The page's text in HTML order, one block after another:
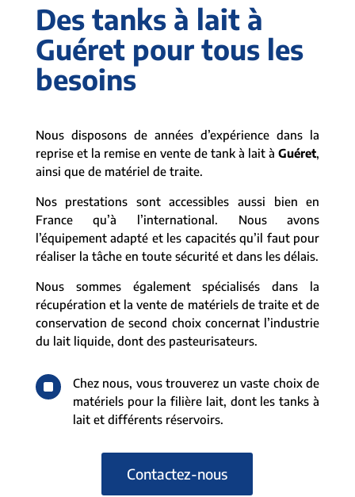
Des tanks à lait à
Guéret pour tous les
besoins
Nous disposons de années d’expérience dans la
reprise et la remise en vente de tank à lait àGuéret,
ainsi que de matériel de traite.
Nos prestations sont accessibles aussi bien en
France qu’à l’international. Nous avons
l’équipement adapté et les capacités qu’il faut pour
réaliser la tâche en toute sécurité et dans les délais.
Nous sommes également spécialisés dans la
récupération et la vente de matériels de traite et de
conservation de second choix concernat l’industrie
du lait liquide, dont des pasteurisateurs.
^
Chez nous, vous trouverez un vaste choix de
matériels pour la filière lait, dont les tanks à
lait et différents réservoirs.
Contactez-nous